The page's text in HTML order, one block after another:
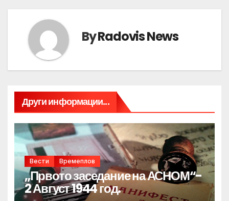
ByRadovis News
Други информации...
Вести Времеплов
„Првото заседание на АСНОМ“-
2 Август 1944 год.